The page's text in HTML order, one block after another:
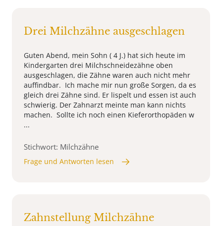
Drei Milchzähne ausgeschlagen
Guten Abend, mein Sohn ( 4 J.) hat sich heute im
Kindergarten drei Milchschneidezähne oben
ausgeschlagen, die Zähne waren auch nicht mehr
auffindbar. Ich mache mir nun große Sorgen, da es
gleich drei Zähne sind. Er lispelt und essen ist auch
schwierig. Der Zahnarzt meinte man kann nichts
machen. Sollte ich noch einen Kieferorthopäden w
...
Stichwort: Milchzähne
Frage und Antworten lesen
Zahnstellung Milchzähne